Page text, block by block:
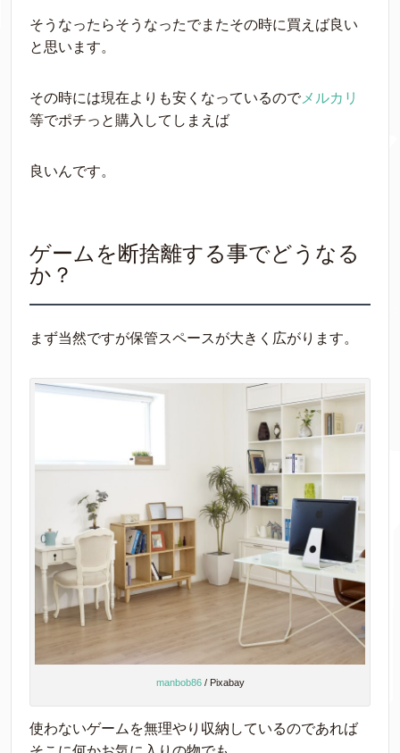
そうなったらそうなったでまたその時に買えば良い
と思います。
その時には現在よりも安くなっているのでメルカリ
等でポチっと購入してしまえば
良いんです。
ゲームを断捨離する事でどうなる
か？
まず当然ですが保管スペースが大きく広がります。
manbob86/ Pixabay
使わないゲームを無理やり収納しているのであれば